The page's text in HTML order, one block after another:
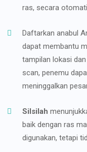
ras, secara
Daftarkan anabul
dapat membantu
tampilan lokasi
scan, penemu
meninggalkan
Silsilah
baik dengan ras
digunakan, tetapi